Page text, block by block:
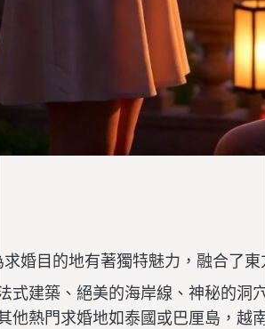
求婚目的地有著獨特魅力，融合了
式建築、絕美的海岸線、神秘的
他熱門求婚地如泰國或巴厘島，